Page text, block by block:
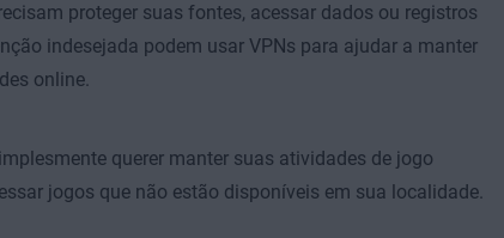
proteger suas fontes, acessar dados ou registros
indesejada podem usar VPNs para ajudar a manter
online.
querer manter suas atividades de jogo
jogos que não estão disponíveis em sua localidade.